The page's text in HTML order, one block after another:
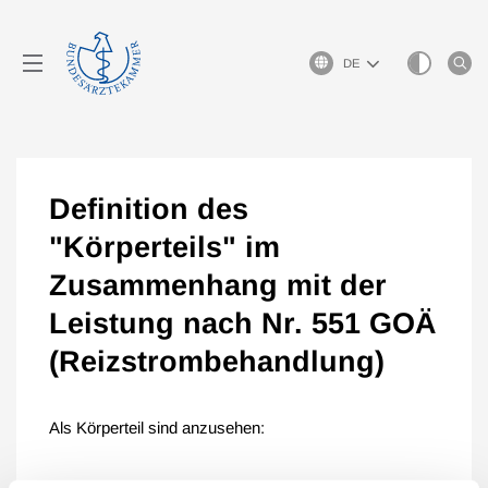
Sprachauswahl
Definition des
"Körperteils" im
Zusammenhang mit der
Leistung nach Nr. 551 GOÄ
(Reizstrombehandlung)
Als Körperteil sind anzusehen: